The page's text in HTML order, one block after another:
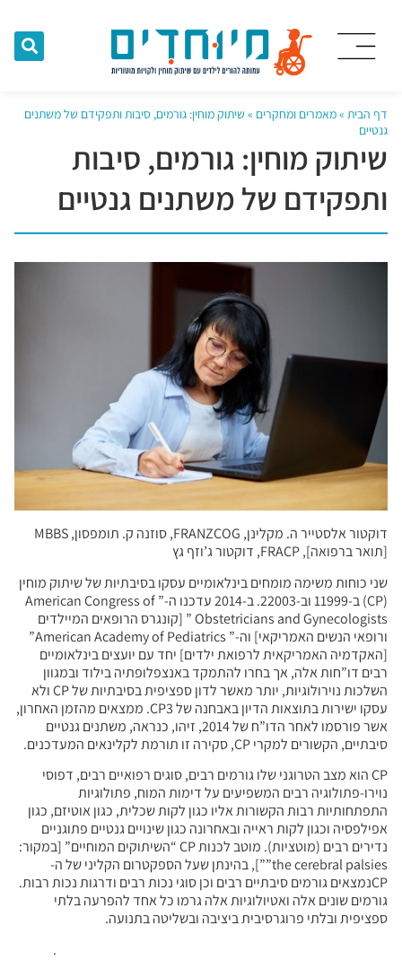
דף הבית »מאמרים ומחקרים » שיתוק מוחין: גורמים, סיבות ותפקידם של משתנים
גנטיים
שיתוק מוחין: גורמים, סיבות
ותפקידם של משתנים גנטיים
דוקטור אלסטייר ה. מקלינן, FRANZCOG, סוזנה ק. תומפסון, MBBS
[תואר ברפואה], FRACP, דוקטור ג’וזף גץ
שני כוחות משימה מומחים בינלאומיים עסקו בסיבתיות של שיתוק מוחין
(CP) ב-11999 וב-22003. ב-2014 עדכנו ה-” American Congress of
Obstetricians and Gynecologists ” [קונגרס הרופאים המיילדים
ורופאי הנשים האמריקאי] וה-” American Academy of Pediatrics”
[האקדמיה האמריקאית לרפואת ילדים] יחד עם יועצים בינלאומיים
רבים דו”חות אלה, אך בחרו להתמקד באנצפלופתיה בילוד ובמגוון
השלכות נוירולוגיות, יותר מאשר לדון ספציפית בסיבתיות של CP ולא
עסקו ישירות בתוצאות הדיון באבחנה של CP3. ממצאים מהזמן האחרון,
אשר פורסמו לאחר הדו”ח של 2014, זיהו, כנראה, משתנים גנטיים
סיבתיים, הקשורים למקרי CP, סקירה זו תורמת לקלינאים המעדכנים.
CP הוא מצב הטרוגני שלו גורמים רבים, סוגים רפואיים רבים, דפוסי
נוירו-פתולוגיה רבים המשפיעים על דימות המוח, פתולוגיות
התפתחותיות רבות הקשורות אליו כגון לקות שכלית, כגון אוטיזם, כגון
אפילפסיה וכגון לקות ראייה ובאחרונה כגון שינויים גנטיים פתוגניים
נדירים רבים (מוטציות). מוטב לכנות CP “השיתוקים המוחיים” [במקור:
the cerebral palsies””], בהינתן שעל הספקטרום הקליני של ה-
CPנמצאים גורמים סיבתיים רבים וכן סוגי נכות רבים ודרגות נכות רבות.
גורמים שונים אלה ואטיולוגיות אלה גרמו כל אחד להפרעה בלתי
ספציפית ובלתי פרוגרסיבית ביציבה ובשליטה בתנועה.
.